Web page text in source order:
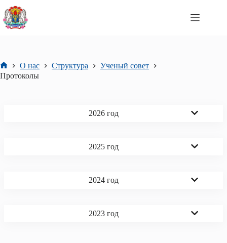
Перейти
сути
Главная
О нас Структура
Ученый совет
Протоколы
2026 год
2025 год
2024 год
2023 год